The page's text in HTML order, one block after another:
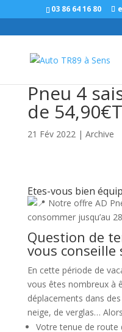
Panneau de gestion des
03 86 64 16 80
Pneu 4
de
21 Fév 2022| Archive
Etes-vous bien
Notre offre AD
consommer jusqu’au
Question de
vous conseille
En cette période de
vous êtes nombreux à
déplacements dans
neige, de verglas…
Votre tenue de route